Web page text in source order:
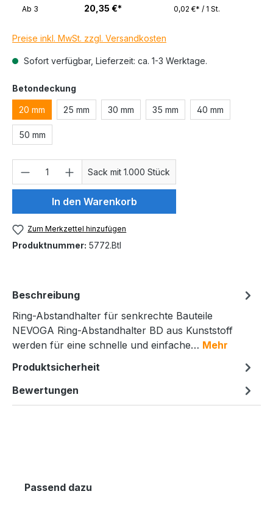
Ab 3 20,35 €* 0,02 €* / 1 St.
Preise inkl. MwSt. zzgl. Versandkosten
Sofort verfügbar, Lieferzeit: ca. 1-3 Werktage.
Betondeckung
20 mm 25 mm 30 mm 35 mm 40 mm
50 mm
Produkt Anzahl: Gib den
Sack mit 1.000 Stück
In den Warenkorb
Zum Merkzettel hinzufügen
Produktnummer: 5772.Btl
Beschreibung
Ring-Abstandhalter für senkrechte Bauteile
NEVOGA Ring-Abstandhalter BD aus Kunststoff
werden für eine schnelle und einfache… Mehr
Produktsicherheit
Bewertungen
Produktgalerie überspringen
Passend dazu